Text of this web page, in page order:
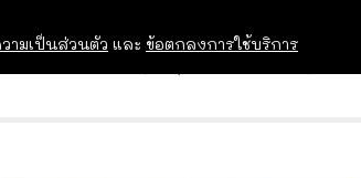
ามเป็นส่วนตัว และ ข้อตกลงการใช้บริการ